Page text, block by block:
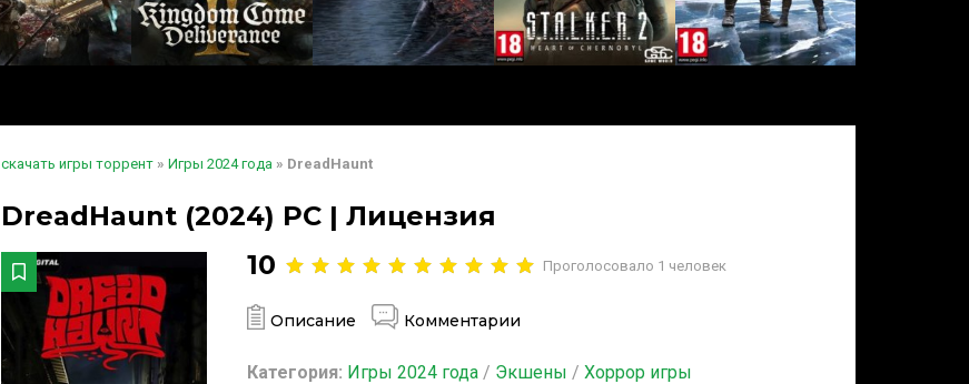
скачать игры торрент » Игры 2024 года » DreadHaunt
DreadHaunt (2024) PC | Лицензия
10
Проголосовало 1 человек
Описание Комментарии
Категория: Игры 2024 года / Экшены /Хоррор игры